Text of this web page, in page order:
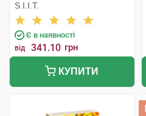
S.I.I.T.
Є в наявності
від 341.10 грн
КУПИТИ